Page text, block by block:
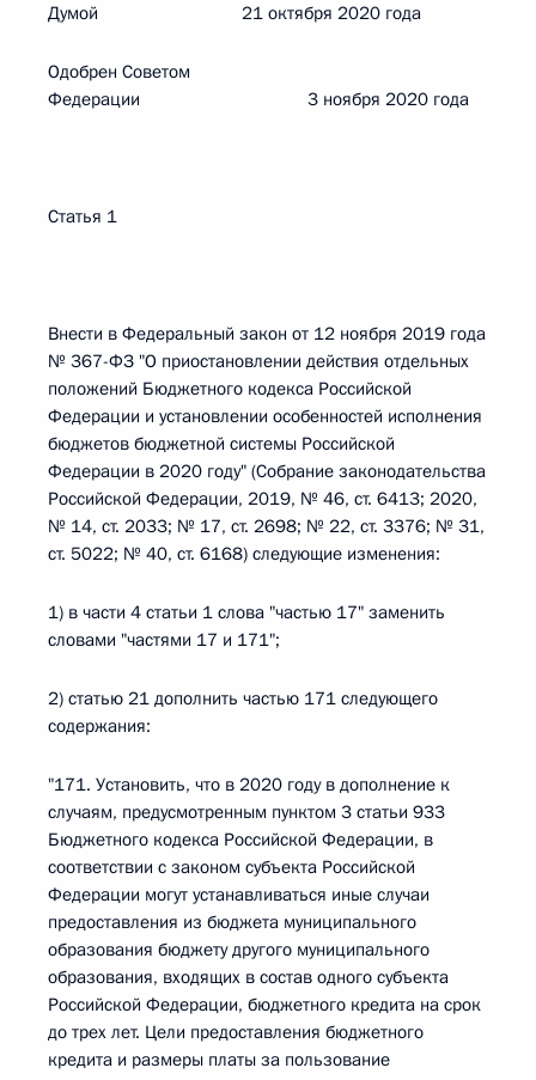
Думой 21 октября 2020 года
Одобрен Советом
Федерации 3 ноября 2020 года
Статья 1
Внести в Федеральный закон от 12 ноября 2019 года
№ 367-ФЗ "О приостановлении действия отдельных
положений Бюджетного кодекса Российской
Федерации и установлении особенностей исполнения
бюджетов бюджетной системы Российской
Федерации в 2020 году" (Собрание законодательства
Российской Федерации, 2019, № 46, ст. 6413; 2020,
№ 14, ст. 2033; № 17, ст. 2698; № 22, ст. 3376; № 31,
ст. 5022; № 40, ст. 6168) следующие изменения:
1) в части 4 статьи 1 слова "частью 17" заменить
словами "частями 17 и 171";
2) статью 21 дополнить частью 171 следующего
содержания:
"171. Установить, что в 2020 году в дополнение к
случаям, предусмотренным пунктом 3 статьи 933
Бюджетного кодекса Российской Федерации, в
соответствии с законом субъекта Российской
Федерации могут устанавливаться иные случаи
предоставления из бюджета муниципального
образования бюджету другого муниципального
образования, входящих в состав одного субъекта
Российской Федерации, бюджетного кредита на срок
до трех лет. Цели предоставления бюджетного
кредита и размеры платы за пользование